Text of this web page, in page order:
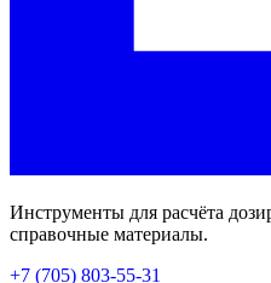
Инструменты для расчёта
справочные материалы.
+7 (705) 803-55-31